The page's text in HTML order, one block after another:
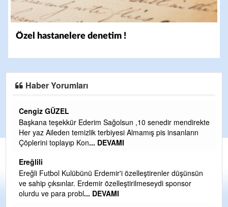
Özel hastanelere denetim !
Haber Yorumları
mendirekte
pis insanların
düşünsün
sponsor
GULDERE DERE ÇALIŞMALARI, SEKIZ YIL
TARAFINDAN BAŞLATILDI, ETRASFINDA
OLMAYAN KISIMLARA DUVARLAR
Şaban yavuz
Mekanı cennet olsun kederli ailesine Rabbim
ihsan eylesin